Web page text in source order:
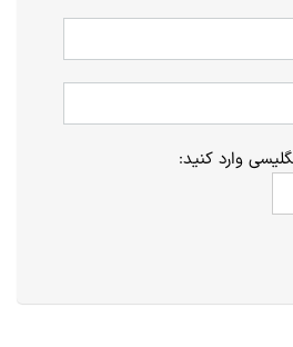
وارد کنید: